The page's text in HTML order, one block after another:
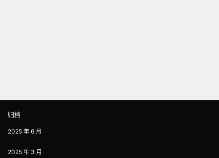
归档
2025 年 6 月
2025 年 3 月